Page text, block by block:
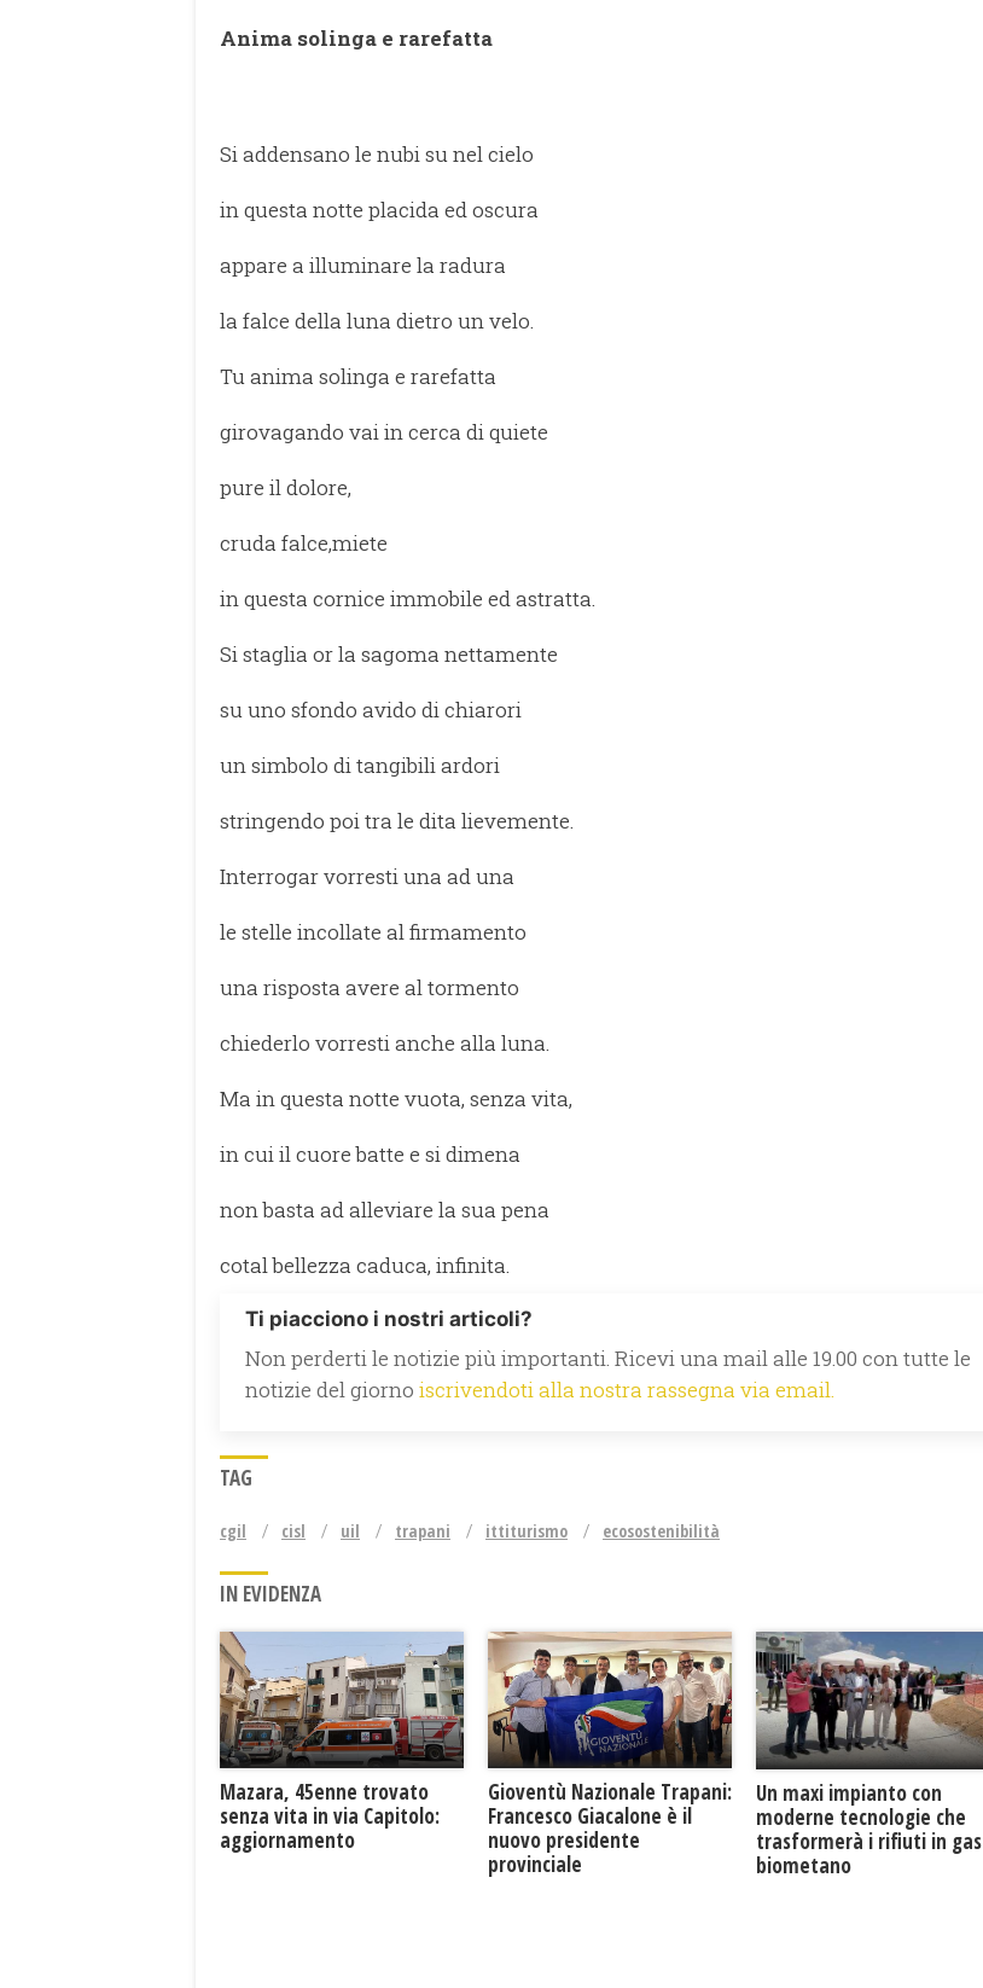
Anima solinga e rarefatta
Si addensano le nubi su nel cielo
in questa notte placida ed oscura
appare a illuminare la radura
la falce della luna dietro un velo.
Tu anima solinga e rarefatta
girovagando vai in cerca di quiete
pure il dolore,
cruda falce,miete
in questa cornice immobile ed astratta.
Si staglia or la sagoma nettamente
su uno sfondo avido di chiarori
un simbolo di tangibili ardori
stringendo poi tra le dita lievemente.
Interrogar vorresti una ad una
le stelle incollate al firmamento
una risposta avere al tormento
chiederlo vorresti anche alla luna.
Ma in questa notte vuota, senza vita,
in cui il cuore batte e si dimena
non basta ad alleviare la sua pena
cotal bellezza caduca, infinita.
Ti piacciono i nostri articoli?
Non perderti le notizie più importanti. Ricevi una mail alle 19.00 con tutte le
notizie del giorno iscrivendoti alla nostra rassegna via email.
TAG
cgil cisl uil trapani ittiturismo ecosostenibilità
IN EVIDENZA
Mazara, 45enne trovato
senza vita in via Capitolo:
aggiornamento
Gioventù Nazionale Trapani:
Francesco Giacalone è il
nuovo presidente
provinciale
Un maxi impianto con
moderne tecnologie che
trasformerà i rifiuti in gas
biometano